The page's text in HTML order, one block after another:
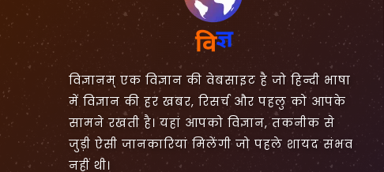
विज्ञानम् एक विज्ञान की वेबसाइट है जो हिन्दी भाषा
में विज्ञान की हर खबर, रिसर्च और पहलु को आपके
सामने रखती है। यहां आपको विज्ञान, तकनीक से
जुड़ी ऐसी जानकारियां मिलेंगी जो पहले शायद संभव
नहीं थी।